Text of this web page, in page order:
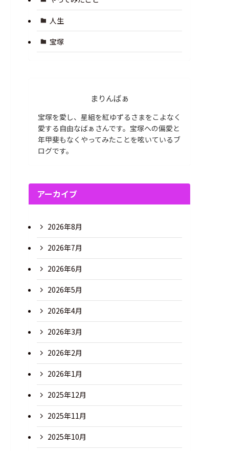
人生
宝塚
まりんばぁ
宝塚を愛し、星組を紅ゆずるさまをこよなく
愛する自由なばぁさんです。宝塚への偏愛と
年甲斐もなくやってみたことを呟いているブ
ログです。
アーカイブ
2026年8月
2026年7月
2026年6月
2026年5月
2026年4月
2026年3月
2026年2月
2026年1月
2025年12月
2025年11月
2025年10月